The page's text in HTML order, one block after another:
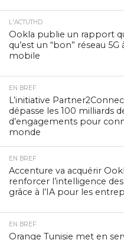
L'ACTUTHD
Ookla publie un rapport
qu’est un “bon” réseau 5G
mobile
EN BREF
L’initiative
dépasse les 100 milliards
d’engagements pour
monde
EN BREF
Accenture va acquérir
renforcer l’intelligence
grâce à l’IA pour les
EN BREF
Orange Tunisie met en